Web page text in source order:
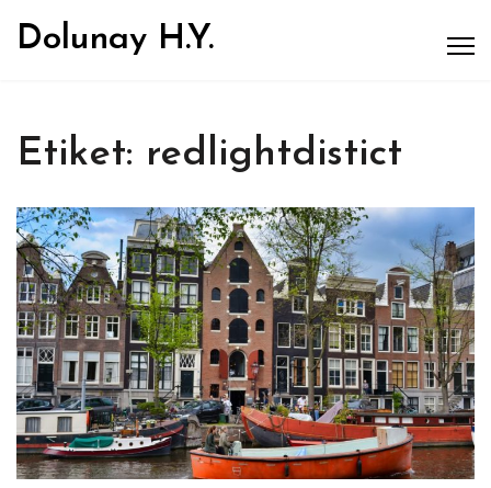
Dolunay H.Y.
Etiket: redlightdistict